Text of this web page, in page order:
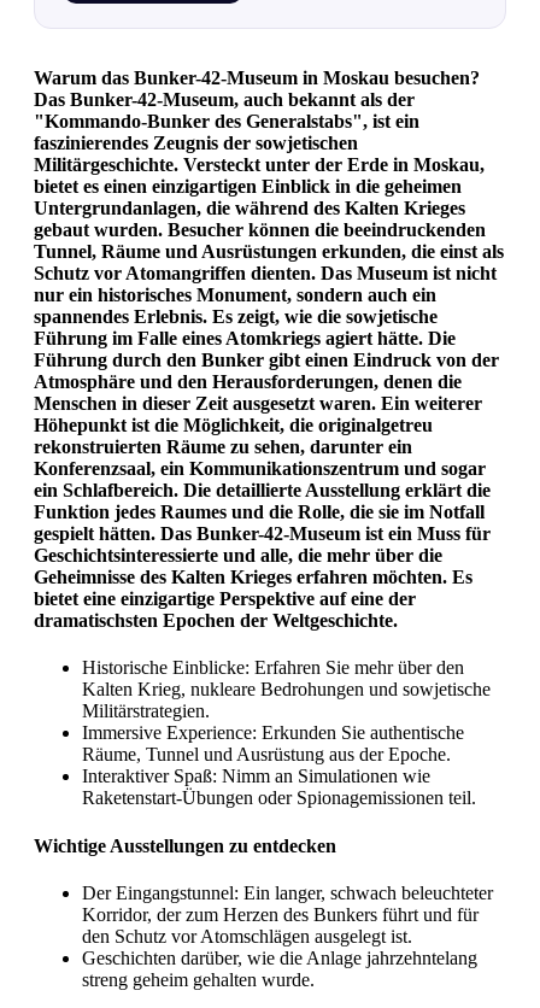
Warum das Bunker-42-Museum in Moskau besuchen?
Das Bunker-42-Museum, auch bekannt als der
"Kommando-Bunker des Generalstabs", ist ein
faszinierendes Zeugnis der sowjetischen
Militärgeschichte. Versteckt unter der Erde in Moskau,
bietet es einen einzigartigen Einblick in die geheimen
Untergrundanlagen, die während des Kalten Krieges
gebaut wurden. Besucher können die beeindruckenden
Tunnel, Räume und Ausrüstungen erkunden, die einst als
Schutz vor Atomangriffen dienten. Das Museum ist nicht
nur ein historisches Monument, sondern auch ein
spannendes Erlebnis. Es zeigt, wie die sowjetische
Führung im Falle eines Atomkriegs agiert hätte. Die
Führung durch den Bunker gibt einen Eindruck von der
Atmosphäre und den Herausforderungen, denen die
Menschen in dieser Zeit ausgesetzt waren. Ein weiterer
Höhepunkt ist die Möglichkeit, die originalgetreu
rekonstruierten Räume zu sehen, darunter ein
Konferenzsaal, ein Kommunikationszentrum und sogar
ein Schlafbereich. Die detaillierte Ausstellung erklärt die
Funktion jedes Raumes und die Rolle, die sie im Notfall
gespielt hätten. Das Bunker-42-Museum ist ein Muss für
Geschichtsinteressierte und alle, die mehr über die
Geheimnisse des Kalten Krieges erfahren möchten. Es
bietet eine einzigartige Perspektive auf eine der
dramatischsten Epochen der Weltgeschichte.
Historische Einblicke: Erfahren Sie mehr über den
Kalten Krieg, nukleare Bedrohungen und sowjetische
Militärstrategien.
Immersive Experience: Erkunden Sie authentische
Räume, Tunnel und Ausrüstung aus der Epoche.
Interaktiver Spaß: Nimm an Simulationen wie
Raketenstart-Übungen oder Spionagemissionen teil.
Wichtige Ausstellungen zu entdecken
Der Eingangstunnel: Ein langer, schwach beleuchteter
Korridor, der zum Herzen des Bunkers führt und für
den Schutz vor Atomschlägen ausgelegt ist.
Geschichten darüber, wie die Anlage jahrzehntelang
streng geheim gehalten wurde.